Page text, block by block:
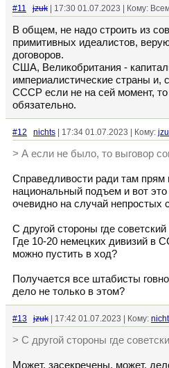
#11 jzuk | 17:30 01.07.2023 | Кому:
В общем, не надо строить из
примитивных идеалистов,
договоров.
США, Великобритания -
империалистические страны и,
СССР если не на сей момент, то
обязательно.
#12 nichts | 17:34 01.07.2023 | Кому:
> А если не было, то выговор
Справедливости ради там прям
национальный подъем и вот это
очевидно на случай непростых
С другой стороны где
Где 10-20 немецких дивизий в
можно пустить в ход?
Получается все штабисты
дело не только в этом?
#13 jzuk | 17:42 01.07.2023 | Кому:
> С другой стороны где
Может, засекречены, может,